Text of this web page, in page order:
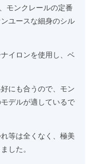
モンクレールの定番
ユースな細身のシル
イロンを使用し、ベ
にも合うので、モン
デルが適しているで
等は全くなく、極美
した。